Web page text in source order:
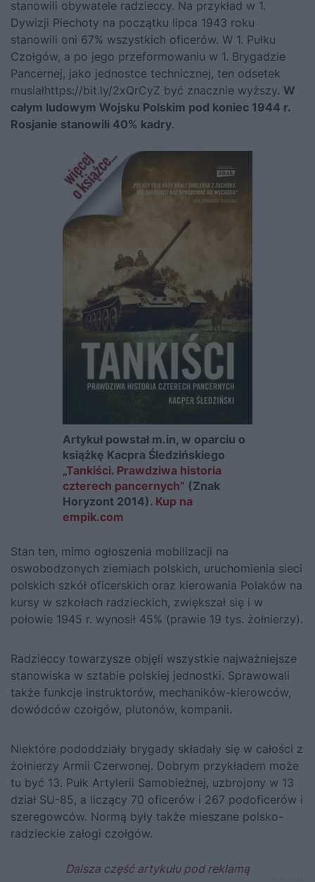
stanowili obywatele radzieccy. Na przykład w 1.
Dywizji Piechoty na początku lipca 1943 roku
stanowili oni 67% wszystkich oficerów. W 1. Pułku
Czołgów, a po jego przeformowaniu w 1. Brygadzie
Pancernej, jako jednostce technicznej, ten odsetek
musiałhttps://bit.ly/2xQrCyZ być znacznie wyższy. W
całym ludowym Wojsku Polskim pod koniec 1944 r.
Rosjanie stanowili 40% kadry.
Artykuł powstał m.in, w oparciu o
książkę Kacpra Śledzińskiego
„Tankiści. Prawdziwa historia
czterech pancernych” (Znak
Horyzont 2014). Kup na
empik.com
Stan ten, mimo ogłoszenia mobilizacji na
oswobodzonych ziemiach polskich, uruchomienia sieci
polskich szkół oficerskich oraz kierowania Polaków na
kursy w szkołach radzieckich, zwiększał się i w
połowie 1945 r. wynosił 45% (prawie 19 tys. żołnierzy).
Radzieccy towarzysze objęli wszystkie najważniejsze
stanowiska w sztabie polskiej jednostki. Sprawowali
także funkcje instruktorów, mechaników-kierowców,
dowódców czołgów, plutonów, kompanii.
Niektóre pododdziały brygady składały się w całości z
żołnierzy Armii Czerwonej. Dobrym przykładem może
tu być 13. Pułk Artylerii Samobieżnej, uzbrojony w 13
dział SU-85, a liczący 70 oficerów i 267 podoficerów i
szeregowców. Normą były także mieszane polsko-
radzieckie załogi czołgów.